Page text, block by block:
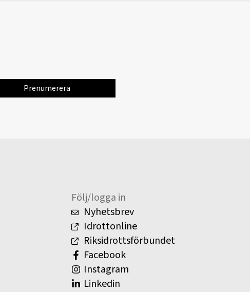
Följ/logga in
Nyhetsbrev
Idrottonline
Riksidrottsförbundet
Facebook
Instagram
Linkedin